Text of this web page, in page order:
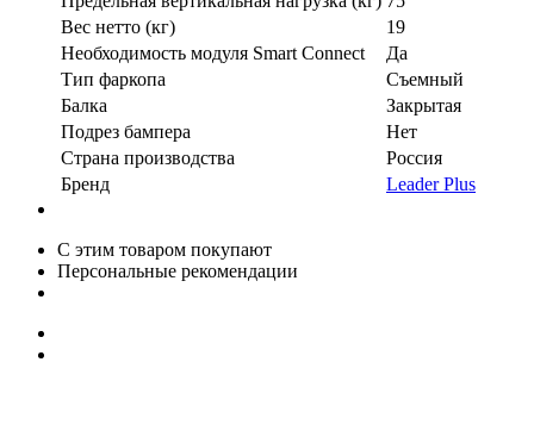
Вес нетто (кг)
19
Необходимость модуля Smart Connect
Да
Тип фаркопа
Съемный
Балка
Закрытая
Подрез бампера
Нет
Страна производства
Россия
Бренд
Leader Plus
С этим товаром покупают
Персональные рекомендации